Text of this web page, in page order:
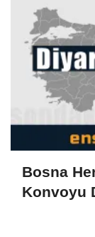
Bosna
Konvoyu